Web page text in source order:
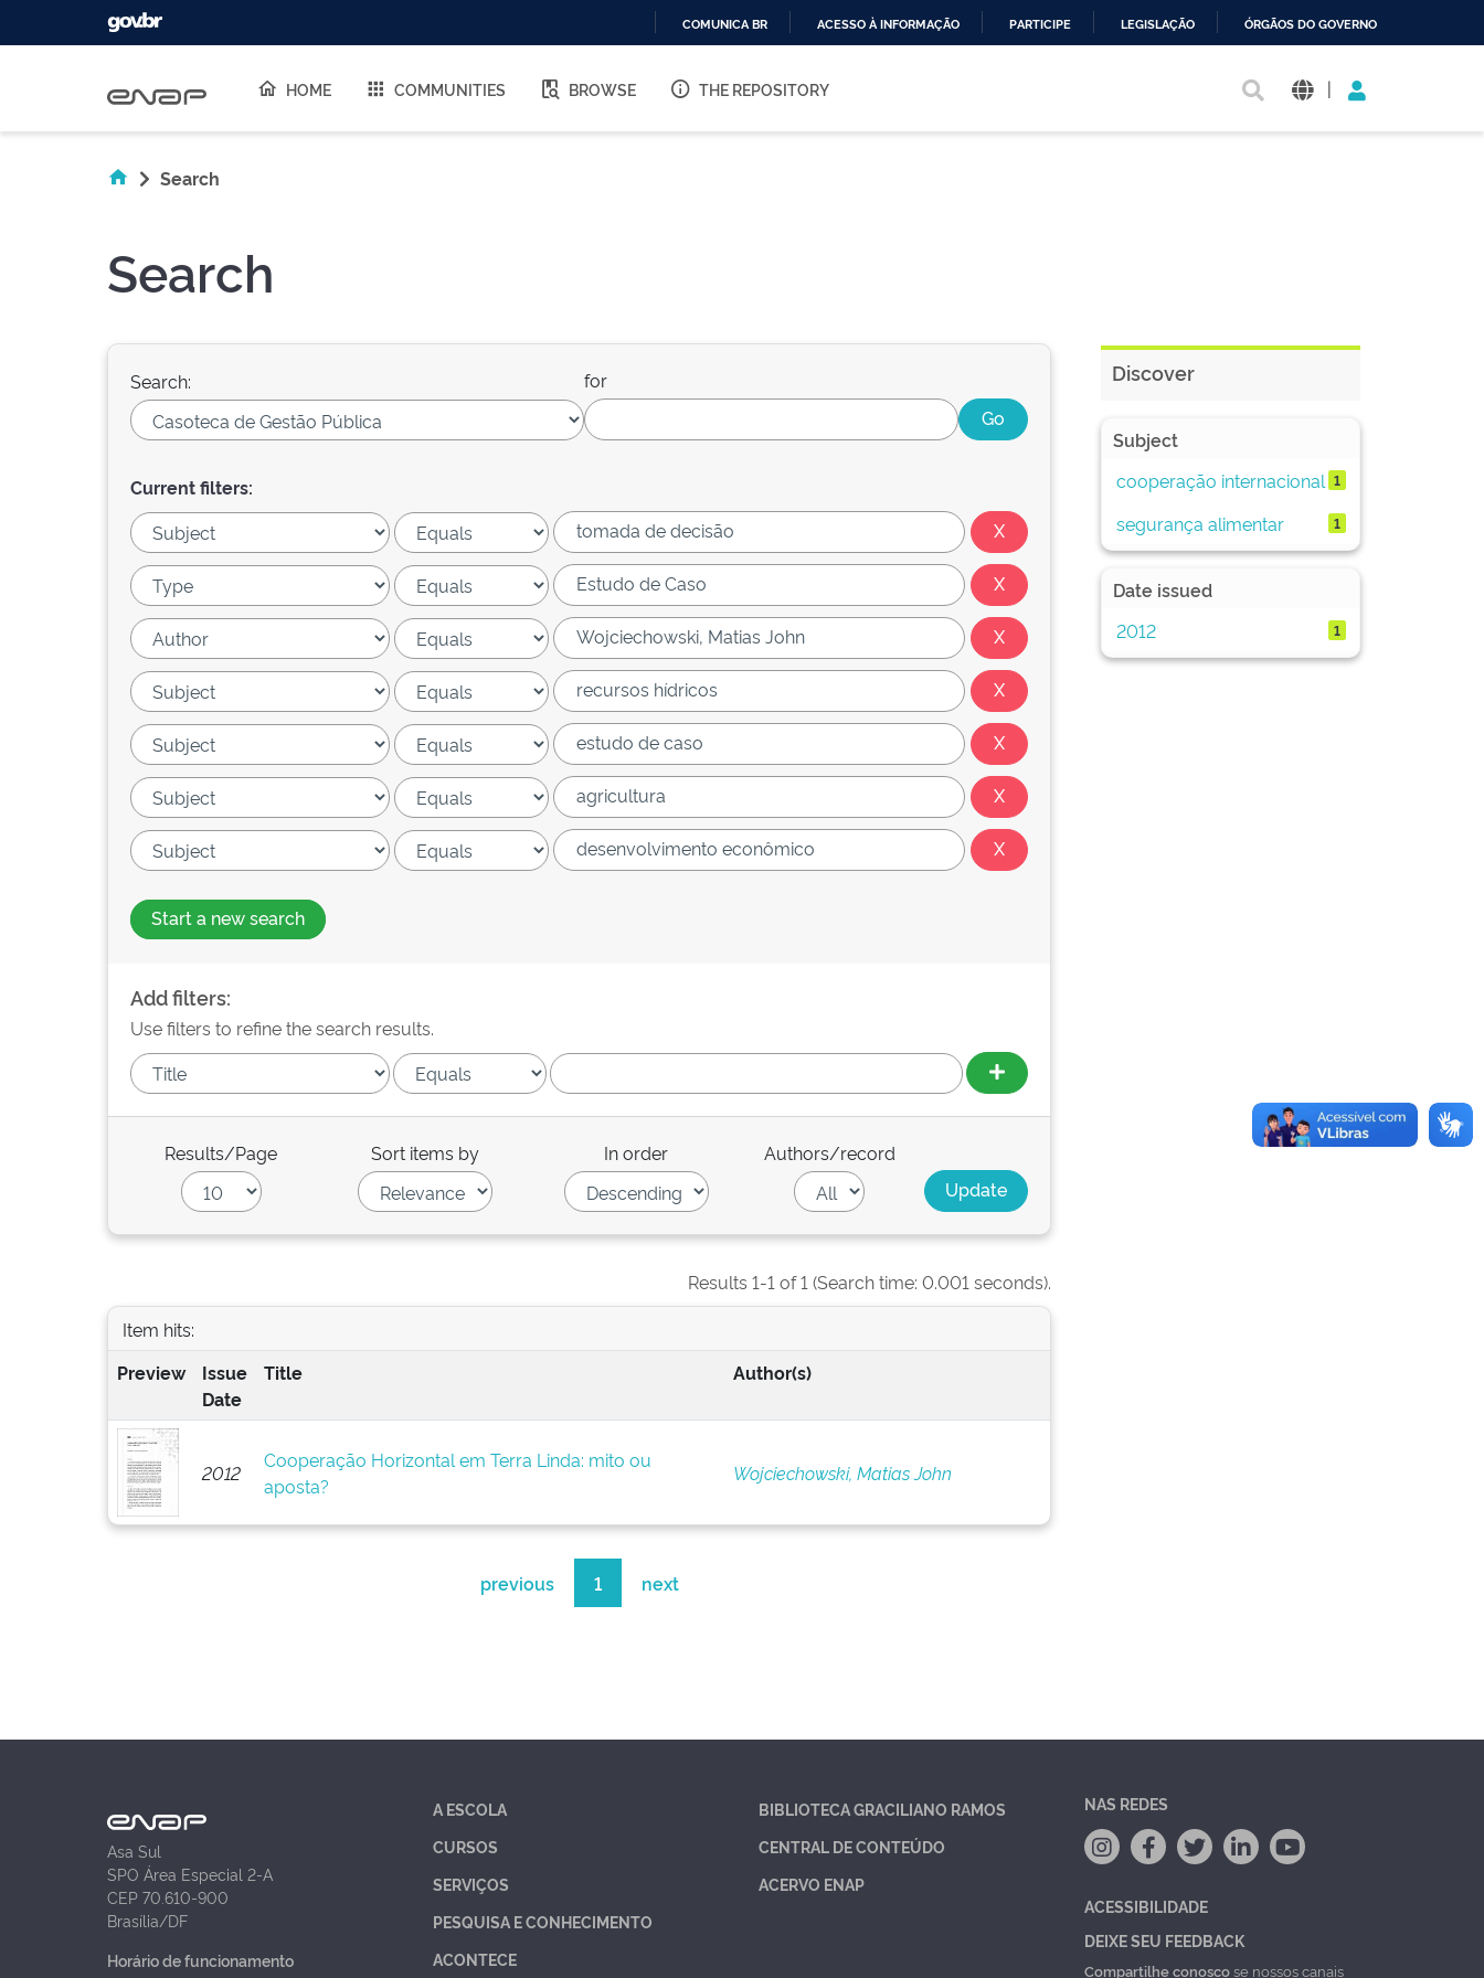
O
COMUNICA BR ACESSO À INFORMAÇÃO PARTICIPE LEGISLAÇÃO ÓRGÃOS DO GOVERNO
HOME COMMUNITIES BROWSE THE REPOSITORY |
Search
Search
Search: for
Current filters:
Start a new search
Add filters:
Use filters to refine the search results.
Results/Page Sort items by In order Authors/record
Results 1-1 of 1 (Search time: 0.001 seconds).
Item hits:
Preview
Issue
Date
Title Author(s)
2012
Cooperação Horizontal em Terra Linda: mito ou
aposta?
Wojciechowski, Matias John
previous 1 next
Discover
Subject
cooperação internacional 1
segurança alimentar 1
Date issued
2012
1
Asa Sul
SPO Área Especial 2-A
CEP 70.610-900
Brasília/DF
Horário de funcionamento
A ESCOLA
CURSOS
SERVIÇOS
PESQUISA E CONHECIMENTO
ACONTECE
BIBLIOTECA GRACILIANO RAMOS
CENTRAL DE CONTEÚDO
ACERVO ENAP
NAS REDES
ACESSIBILIDADE
DEIXE SEU FEEDBACK
Compartilhe conoscose nossos canais